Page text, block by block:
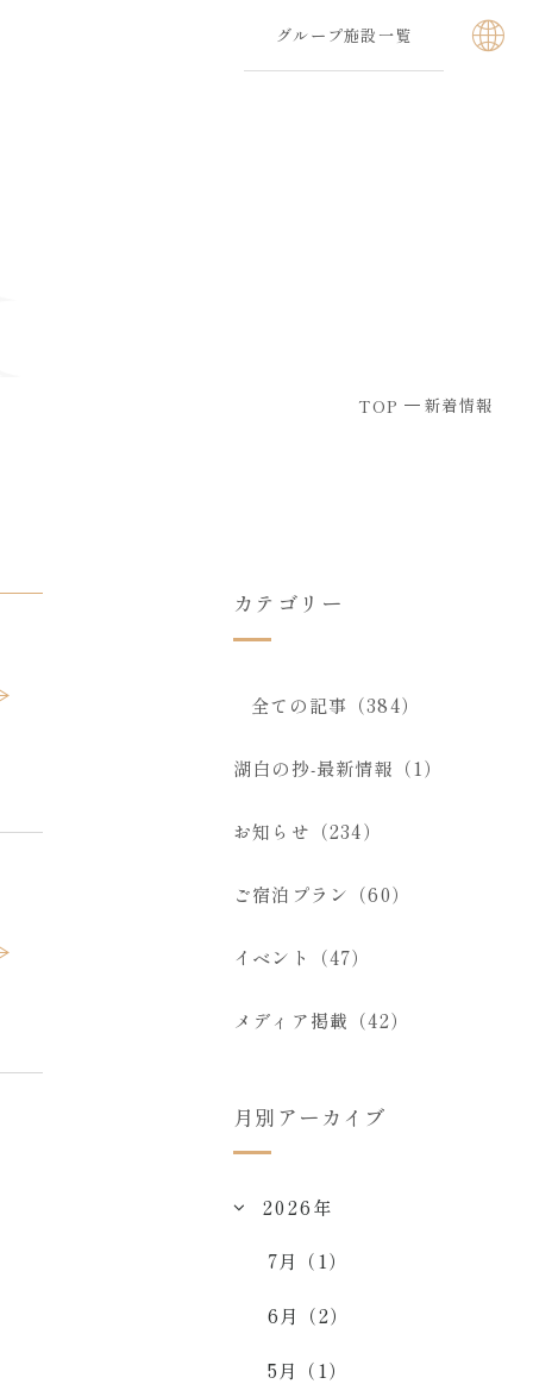
グループ施設一覧
TOP 新着情報
カテゴリー
全ての記事（384）
湖白の抄‐最新情報（1）
お知らせ（234）
ご宿泊プラン（60）
イベント（47）
メディア掲載（42）
月別アーカイブ
2026年
7月（1）
6月（2）
5月（1）